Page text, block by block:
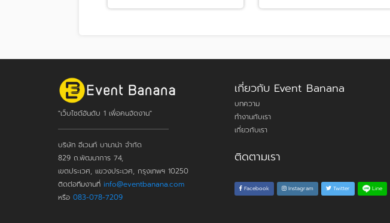
"เว็บไซต์อันดับ 1 เพื่อคนจัดงาน"
บริษัท อีเวนท์ บานาน่า จำกัด
829 ถ.พัฒนาการ 74,
เขตประเวศ, แขวงประเวศ, กรุงเทพฯ 10250
ติดต่อทีมงานที่ info@eventbanana.com
หรือ 083-078-7209
เกี่ยวกับ Event Banana
บทความ
ทำงานกับเรา
เกี่ยวกับเรา
ติดตามเรา
Facebook Instagram Twitter Line